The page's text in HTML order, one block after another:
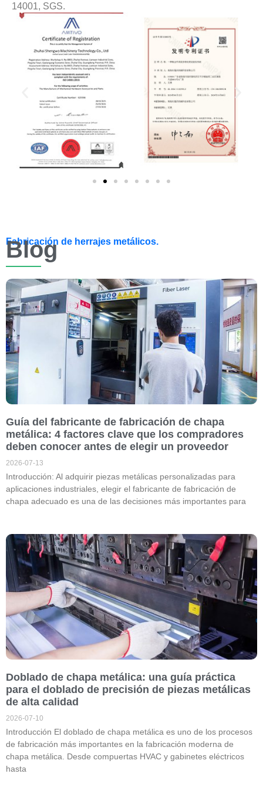
14001, SGS.
Fabricación de herrajes metálicos.
Blog
Guía del fabricante de fabricación de chapa
metálica: 4 factores clave que los compradores
deben conocer antes de elegir un proveedor
2026-07-13
Introducción: Al adquirir piezas metálicas personalizadas para
aplicaciones industriales, elegir el fabricante de fabricación de
chapa adecuado es una de las decisiones más importantes para
Doblado de chapa metálica: una guía práctica
para el doblado de precisión de piezas metálicas
de alta calidad
2026-07-10
Introducción El doblado de chapa metálica es uno de los procesos
de fabricación más importantes en la fabricación moderna de
chapa metálica. Desde compuertas HVAC y gabinetes eléctricos
hasta